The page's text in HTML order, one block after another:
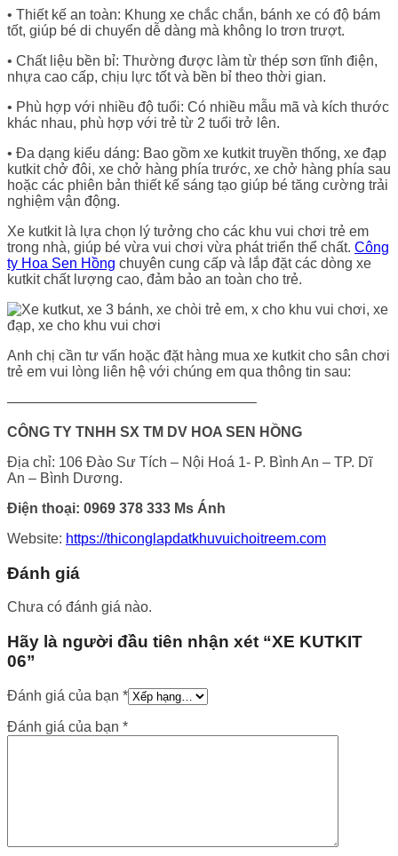
• Thiết kế an toàn: Khung xe chắc chắn, bánh xe có độ bám
tốt, giúp bé di chuyển dễ dàng mà không lo trơn trượt.
• Chất liệu bền bỉ: Thường được làm từ thép sơn tĩnh điện,
nhựa cao cấp, chịu lực tốt và bền bỉ theo thời gian.
• Phù hợp với nhiều độ tuổi: Có nhiều mẫu mã và kích thước
khác nhau, phù hợp với trẻ từ 2 tuổi trở lên.
• Đa dạng kiểu dáng: Bao gồm xe kutkit truyền thống, xe đạp
kutkit chở đôi, xe chở hàng phía trước, xe chở hàng phía sau
hoặc các phiên bản thiết kế sáng tạo giúp bé tăng cường trải
nghiệm vận động.
Xe kutkit là lựa chọn lý tưởng cho các khu vui chơi trẻ em
trong nhà, giúp bé vừa vui chơi vừa phát triển thể chất. Công
ty Hoa Sen Hồng chuyên cung cấp và lắp đặt các dòng xe
kutkit chất lượng cao, đảm bảo an toàn cho trẻ.
Anh chị cần tư vấn hoặc đặt hàng mua xe kutkit cho sân chơi
trẻ em vui lòng liên hệ với chúng em qua thông tin sau:
—————————————————–
CÔNG TY TNHH SX TM DV HOA SEN HỒNG
Địa chỉ: 106 Đào Sư Tích – Nội Hoá 1- P. Bình An – TP. Dĩ
An – Bình Dương.
Điện thoại: 0969 378 333 Ms Ánh
Website: https://thiconglapdatkhuvuichoitreem.com
Đánh giá
Chưa có đánh giá nào.
Hãy là người đầu tiên nhận xét “XE KUTKIT
06”
Đánh giá của bạn *
Đánh giá của bạn *